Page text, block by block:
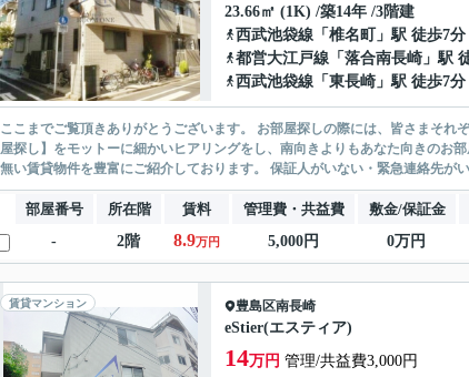
23.66㎡ (1K) /築14年 /3階建
西武池袋線 「 椎名町
」駅 徒歩7分
都営大江戸線 「 落合南長崎 」駅
西武池袋線 「 東長崎 」駅 徒歩7分
ここまでご覧頂きありがとうございます。 お部屋探しの際には、皆さまそれぞれこだわりの条件があると思いますが、当社では【あなたに１番のお部
屋探し】をモットーに細かいヒアリングをし、南向きよりもあなた向きのお部屋をご提案いたします。 シングル
無い賃貸物件を豊富にご紹介しております。 保証
部屋番号 所在階 賃料 管理費・共益費 敷金/保証金
-
2階 8.9万円 5,000円 0万円
賃貸マンション 豊島区南長崎
eStier(エスティア)
14万円 管理/共益費3,000円